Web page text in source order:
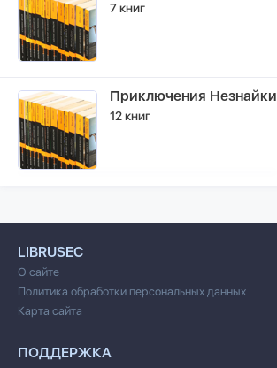
7 книг
Приключения Незнайки
12 книг
LIBRUSEC
О сайте
Политика обработки персональных данных
Карта сайта
ПОДДЕРЖКА